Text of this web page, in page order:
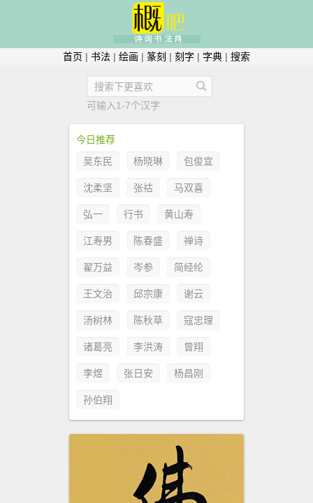
首页 | 书法 | 绘画 | 篆刻 | 刻字 | 字典 | 搜索
可输入1-7个汉字
今日推荐
吴东民
杨晓琳 包俊宜
沈柔坚 张祜 马双喜
弘一 行书 黄山寿
江寿男 陈春盛 禅诗
翟万益 岑参 简经纶
王文治 邱宗康 谢云
汤树林 陈秋草 寇忠理
诸葛亮 李洪涛 曾翔
李煜 张日安 杨昌刚
孙伯翔